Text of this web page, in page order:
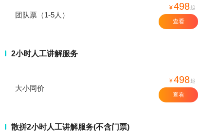
团队票（1-5人）
¥498起
查看
2小时人工讲解服务
大小同价
¥498起
查看
散拼2小时人工讲解服务(不含门票)